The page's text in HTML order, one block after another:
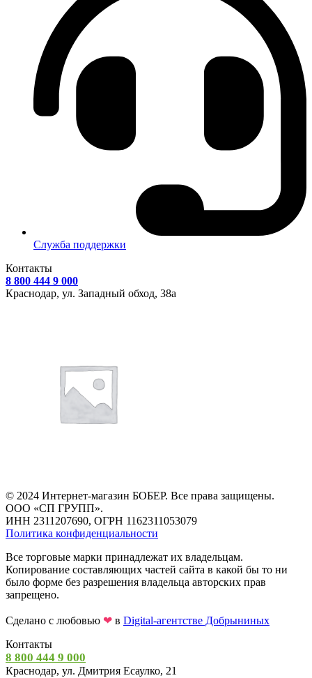
Служба поддержки
Контакты
8 800 444 9 000
Краснодар, ул. Западный обход, 38а
© 2024 Интернет-магазин БОБЕР. Все права защищены.
ООО «СП ГРУПП».
ИНН 2311207690, ОГРН 1162311053079
Политика конфиденциальности
Все торговые марки принадлежат их владельцам.
Копирование составляющих частей сайта в какой бы то ни
было форме без разрешения владельца авторских прав
запрещено.
Сделано с любовью ❤ в Digital-агентстве Добрыниных
Контакты
8 800 444 9 000
Краснодар, ул. Дмитрия Есаулко, 21